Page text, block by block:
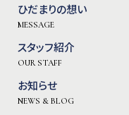
ひだまりの想い
MESSAGE
スタッフ紹介
OUR STAFF
お知らせ
NEWS & BLOG